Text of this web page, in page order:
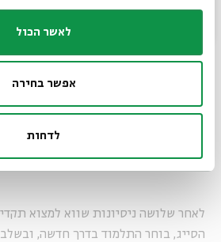
לאשר הכול
אפשר בחירה
לדחות
את האיסור על הזבים לאכול יחד. ייתכן
את העורכים לשקע סוגיה זו דווקא כאן.
שבניגוד לזוג הזבים, אצל הזוג הלבוש
בהתנהלות בין המצב המותר והמצב
לאחר שלושה ניסיונות שווא למצוא
הסייג, בוחר התלמוד בדרך חדשה, ובשלב